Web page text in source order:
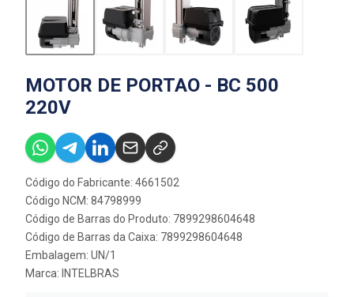
MOTOR DE PORTAO - BC 500
220V
Código do Fabricante: 4661502
Código NCM: 84798999
Código de Barras do Produto: 7899298604648
Código de Barras da Caixa: 7899298604648
Embalagem: UN/1
Marca: INTELBRAS